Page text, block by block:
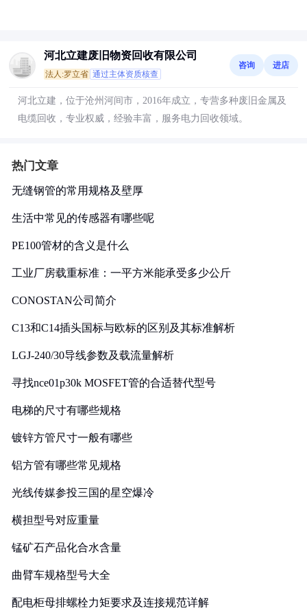
河北立建废旧物资回收有限公司
法人:罗立省 通过主体资质核查
咨询 进店
河北立建，位于沧州河间市，2016年成立，专营多种废旧金属及
电缆回收，专业权威，经验丰富，服务电力回收领域。
热门文章
无缝钢管的常用规格及壁厚
生活中常见的传感器有哪些呢
PE100管材的含义是什么
工业厂房载重标准：一平方米能承受多少公斤
CONOSTAN公司简介
C13和C14插头国标与欧标的区别及其标准解析
LGJ-240/30导线参数及载流量解析
寻找nce01p30k MOSFET管的合适替代型号
电梯的尺寸有哪些规格
镀锌方管尺寸一般有哪些
铝方管有哪些常见规格
光线传媒参投三国的星空爆冷
横担型号对应重量
锰矿石产品化合水含量
曲臂车规格型号大全
配电柜母排螺栓力矩要求及连接规范详解